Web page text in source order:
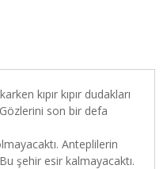
kıpır kıpır dudakları
son bir defa
Anteplilerin
şehir esir kalmayacaktı.